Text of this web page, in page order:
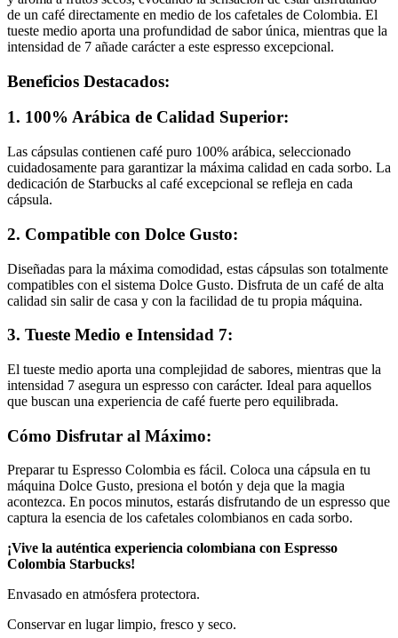
de un café directamente en medio de los cafetales de Colombia. El
tueste medio aporta una profundidad de sabor única, mientras que la
intensidad de 7 añade carácter a este espresso excepcional.
Beneficios Destacados:
1. 100% Arábica de Calidad Superior:
Las cápsulas contienen café puro 100% arábica, seleccionado
cuidadosamente para garantizar la máxima calidad en cada sorbo. La
dedicación de Starbucks al café excepcional se refleja en cada
cápsula.
2. Compatible con Dolce Gusto:
Diseñadas para la máxima comodidad, estas cápsulas son totalmente
compatibles con el sistema Dolce Gusto. Disfruta de un café de alta
calidad sin salir de casa y con la facilidad de tu propia máquina.
3. Tueste Medio e Intensidad 7:
El tueste medio aporta una complejidad de sabores, mientras que la
intensidad 7 asegura un espresso con carácter. Ideal para aquellos
que buscan una experiencia de café fuerte pero equilibrada.
Cómo Disfrutar al Máximo:
Preparar tu Espresso Colombia es fácil. Coloca una cápsula en tu
máquina Dolce Gusto, presiona el botón y deja que la magia
acontezca. En pocos minutos, estarás disfrutando de un espresso que
captura la esencia de los cafetales colombianos en cada sorbo.
¡Vive la auténtica experiencia colombiana con Espresso
Colombia Starbucks!
Envasado en atmósfera protectora.
Conservar en lugar limpio, fresco y seco.